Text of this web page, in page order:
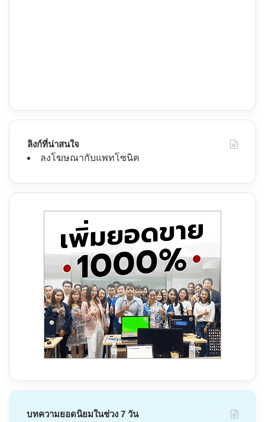
ลิงก์ที่น่าสนใจ
ลงโฆษณากับแพทโซนิค
บทความยอดนิยมในช่วง 7 วัน